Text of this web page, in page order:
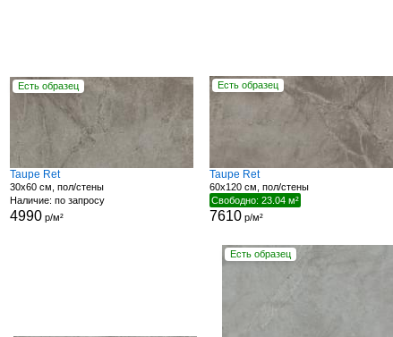
Есть образец
Taupe Ret
30x60 см, пол/стены
Наличие: по запросу
4990р/м²
Есть образец
Taupe Ret
60x120 см, пол/стены
Свободно: 23.04 м²
7610 р/м²
Есть образец